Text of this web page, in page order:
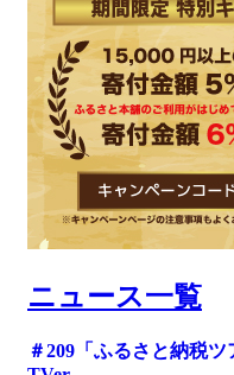
ニュース一覧
＃209「ふるさと納税